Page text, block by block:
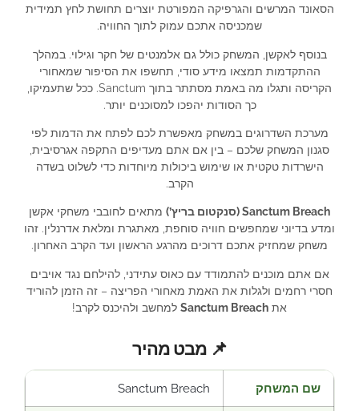
הסאונד המרשים והגרפיקה המפורטת יוצרים תחושת לחץ תמידית
שמכניסה אתכם עמוק לתוך החוויה.
בנוסף לאקשן, המשחק כולל גם אלמנטים של חקר וגילוי. במהלך
ההתקדמות תמצאו מידע סודי, תחשפו את הסיפור שמאחורי
הקריסה ותגלו מה באמת מסתתר בתוך Sanctum. ככל שתעמיקו,
כך הסודות יהפכו למסוכנים יותר.
מערכת השדרוגים במשחק מאפשרת לכם לפתח את הדמות לפי
סגנון המשחק שלכם – בין אם אתם מעדיפים התקפה אגרסיבית,
הישרדות טקטית או שימוש ביכולות מיוחדות כדי לשלוט בשדה
הקרב.
Sanctum Breach (סנקטום בריץ’)
מתאים לחובבי משחקי אקשן
ומדע בדיוני שמחפשים חוויה סוחפת, מאתגרת ומלאת אדרנלין. זהו
משחק שמחזיק אתכם דרוכים מהרגע הראשון ועד הקרב האחרון.
אם אתם מוכנים להתמודד עם כאוס עתידני, להילחם נגד אויבים
חסרי רחמים ולגלות את האמת מאחורי הפריצה – זה הזמן להוריד
את Sanctum Breach למחשב ולהיכנס לקרב!
📌 מבט מהיר
שם המשחק Sanctum Breach